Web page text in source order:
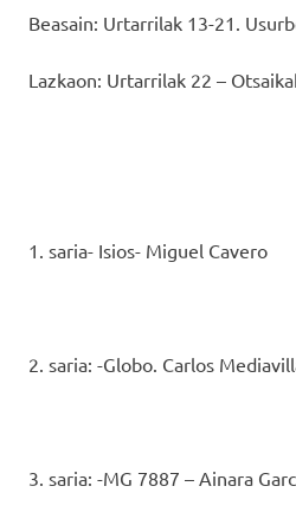
Beasain: Urtarrilak 13-21.
Lazkaon: Urtarrilak 22 –
1. saria- Isios- Miguel Cavero
2. saria: -Globo. Carlos
3. saria: -MG 7887 – Ainara